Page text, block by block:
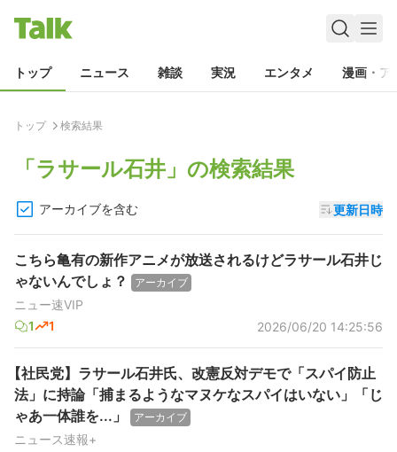
トップ ニュース 雑談 実況 エンタメ 漫画・ア
トップ 検索結果
「ラサール石井 」の検索結果
アーカイブを含む 更新日時
こちら亀有の新作アニメが放送されるけどラサール石井じ
ゃないんでしょ？
アーカイブ
ニュー速VIP
1
1 2026/06/20 14:25:56
【社民党】ラサール石井氏、改憲反対デモで「スパイ防止
法」に持論「捕まるようなマヌケなスパイはいない」「じ
ゃあ一体誰を...」
アーカイブ
ニュース速報+